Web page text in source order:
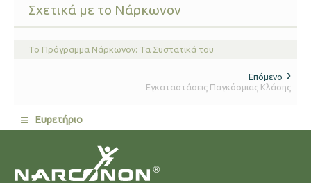
Σχετικά με το Νάρκωνον
Το Πρόγραμμα Νάρκωνον: Τα Συστατικά του
Επόμενο
Εγκαταστάσεις Παγκόσμιας Κλάσης
≡ Ευρετήριο
®